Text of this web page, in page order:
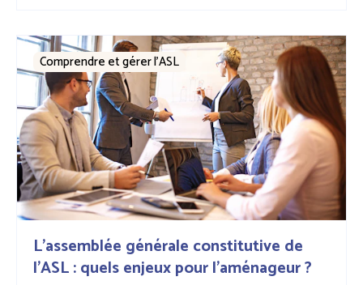
L’assemblée générale constitutive de
l'ASL : quels enjeux pour l’aménageur ?
Comprendre et gérer l’ASL